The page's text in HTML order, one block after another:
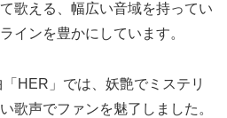
歌える、幅広い音域を持ってい
インを豊かにしています。
HER」では、妖艶でミステリ
歌声でファンを魅了しました。